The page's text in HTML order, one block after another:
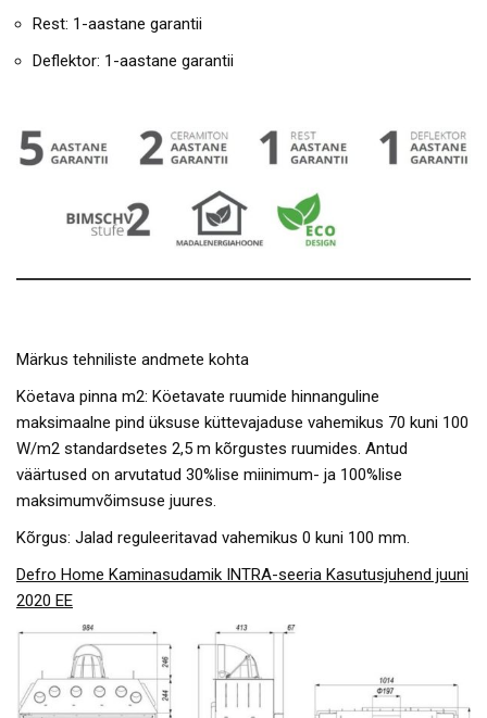
Rest: 1-aastane garantii
Deflektor: 1-aastane garantii
Märkus tehniliste andmete kohta
Köetava pinna m2: Köetavate ruumide hinnanguline
maksimaalne pind üksuse küttevajaduse vahemikus 70 kuni 100
W/m2 standardsetes 2,5 m kõrgustes ruumides. Antud
väärtused on arvutatud 30%lise miinimum- ja 100%lise
maksimumvõimsuse juures.
Kõrgus: Jalad reguleeritavad vahemikus 0 kuni 100 mm.
Defro Home Kaminasudamik INTRA-seeria Kasutusjuhend juuni
2020 EE